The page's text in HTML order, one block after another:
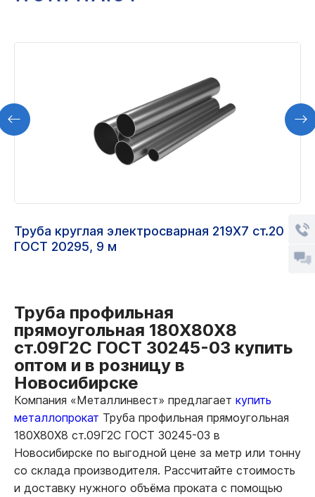
Труба круглая электросварная 219Х7 ст.20
ГОСТ 20295, 9 м
Труба профильная
прямоугольная 180Х80Х8
ст.09Г2С ГОСТ 30245-03 купить
оптом и в розницу в
Новосибирске
Компания «Металлинвест» предлагает купить
металлопрокат Труба профильная прямоугольная
180Х80Х8 ст.09Г2С ГОСТ 30245-03 в
Новосибирске по выгодной цене за метр или тонну
со склада производителя. Рассчитайте стоимость
и доставку нужного объёма проката с помощью